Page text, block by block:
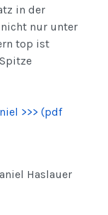
in der
nicht nur unter
top ist
>>> (pdf
Haslauer